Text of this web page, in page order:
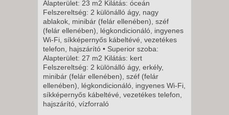
-
8 NAP / 7 ÉJSZAKA
2026. NOVEMBER 13., PÉNTEK
-
11 NAP / 10 ÉJSZAKA
2026. NOVEMBER 16., HÉTFŐ -
8 NAP / 7 ÉJSZAKA
2026. NOVEMBER 16., HÉTFŐ -
Alapterület: 23 m2 Kilátás: óceán
Felszereltség: 2 különálló ágy, nagy
ablakok, minibár (felár ellenében), széf
(felár ellenében), légkondicionáló, ingyenes
Wi-Fi, síkképernyős kábeltévé, vezetékes
telefon, hajszárító • Superior szoba:
Alapterület: 27 m2 Kilátás: kert
Felszereltség: 2 különálló ágy, erkély,
minibár (felár ellenében), széf (felár
ellenében), légkondicionáló, ingyenes Wi-Fi,
síkképernyős kábeltévé, vezetékes telefon,
hajszárító, vízforraló